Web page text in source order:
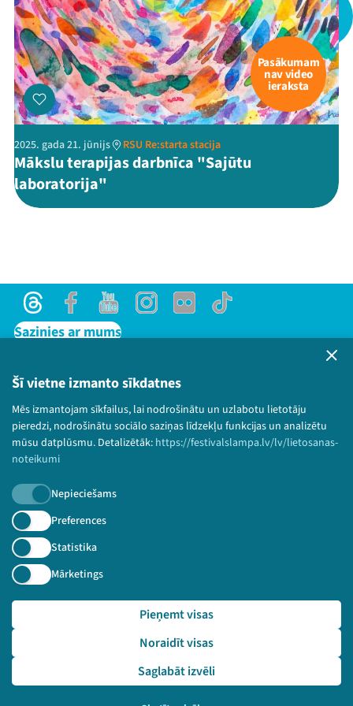
Šī vietne izmanto sīkdatnes
Mēs izmantojam sīkfailus, lai nodrošinātu un uzlabotu lietotāju
pieredzi, nodrošinātu sociālo saziņas līdzekļu funkcijas un analizētu
mūsu datplūsmu. Detalizētāk: https://festivalslampa.lv/lv/lietosanas-
noteikumi
Nepieciešams
Preferences
Statistika
Mārketings
Saglabāt izvēli
Noraidīt visas
Pieņemt visas
ThreadsFacebookYoutube
X Instagram
Flick TikTok
Pasākumam
nav video
ieraksta
2025. gada 21. jūnijs RSU Re:starta stacija
Mākslu terapijas darbnīca "Sajūtu
laboratorija"
ThreadsFacebookYoutubeInstagram
Flick TikTok
Sazinies ar mums
Lietošanas noteikumi un sīkdatņu politika
Bērnu aizsardzības politika
© 2026 Sarunu festivāls LAMPA Visas tiesības
paturētas.
Piesakies jaunumiem!
Nepalaid garām aktuālāko informāciju!
Pieteikties
🔗 https://festivalslampa.lv/lv/dalibnieki/6852